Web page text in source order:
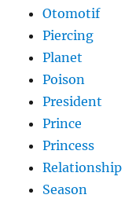
Otomotif
Piercing
Planet
Poison
President
Prince
Princess
Relationship
Season